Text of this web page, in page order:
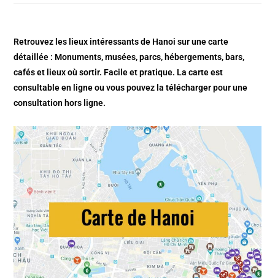
Retrouvez les lieux intéressants de Hanoi sur une carte
détaillée : Monuments, musées, parcs, hébergements, bars,
cafés et lieux où sortir. Facile et pratique. La carte est
consultable en ligne ou vous pouvez la télécharger pour une
consultation hors ligne.